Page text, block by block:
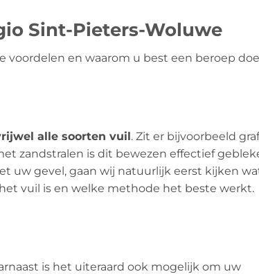
Sint-Pieters-Woluwe
voordelen en waarom u best een beroep
alle soorten vuil. Zit er bijvoorbeeld
zandstralen is dit bewezen effectief
uw gevel, gaan wij natuurlijk eerst kijken
vuil is en welke methode het beste werkt.
is het uiteraard ook mogelijk om uw